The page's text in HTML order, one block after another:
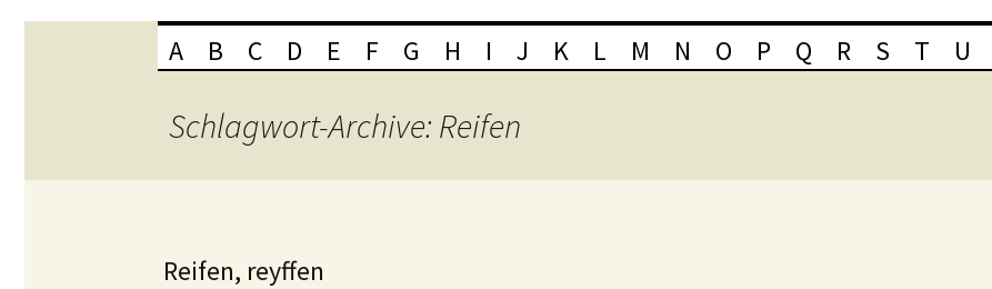
A B C D E F G H I J K L M N O P Q R S T U
Schlagwort-Archive: Reifen
Reifen, reyffen